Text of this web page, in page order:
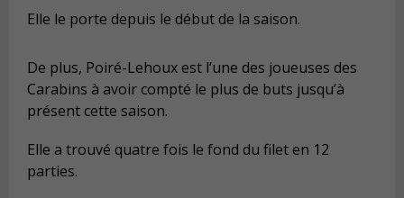
Elle le porte depuis le début de la saison.
De plus, Poiré-Lehoux est l’une des joueuses des
Carabins à avoir compté le plus de buts jusqu’à
présent cette saison.
Elle a trouvé quatre fois le fond du filet en 12
parties.